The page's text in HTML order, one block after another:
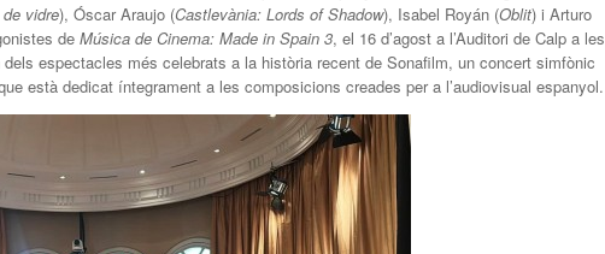
vidre), Óscar Araujo (Castlevània: Lords of Shadow), Isabel Royán (Oblit) i Arturo
de Música de Cinema: Made in Spain 3, el 16 d’agost a l’Auditori de Calp a les
espectacles més celebrats a la història recent de Sonafilm, un concert simfònic
està dedicat íntegrament a les composicions creades per a l’audiovisual espanyol.